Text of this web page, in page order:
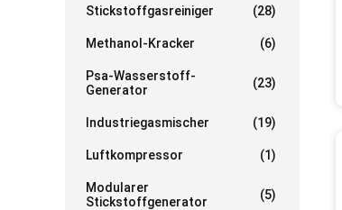
Stickstoffgasreiniger (28)
Methanol-Kracker (6)
Psa-Wasserstoff-
Generator
(23)
Industriegasmischer (19)
Luftkompressor (1)
Modularer
Stickstoffgenerator
(5)